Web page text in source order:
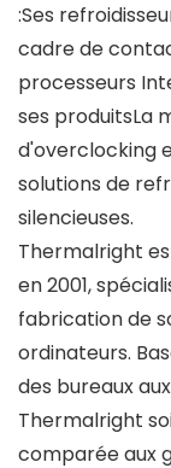
:Ses
cadre de
processeurs
ses produitsLa
d'overclocking
solutions de
silencieuses.
Thermalright
en 2001,
fabrication de
ordinateurs.
des bureaux
Thermalright
comparée aux